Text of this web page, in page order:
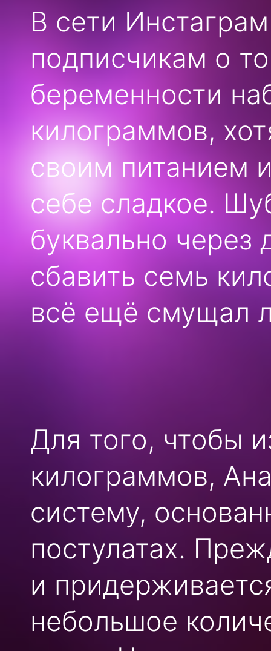
В сети
подписчикам о
беременности
килограммов,
своим питанием
себе сладкое.
буквально через
сбавить семь
всё ещё смущал
Для того, чтобы
килограммов,
систему,
постулатах.
и
небольшое